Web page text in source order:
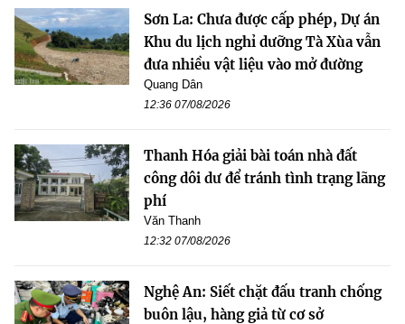
Sơn La: Chưa được cấp phép, Dự án
Khu du lịch nghỉ dưỡng Tà Xùa vẫn
đưa nhiều vật liệu vào mở đường
Quang Dân
12:36 07/08/2026
Thanh Hóa giải bài toán nhà đất
công dôi dư để tránh tình trạng lãng
phí
Văn Thanh
12:32 07/08/2026
Nghệ An: Siết chặt đấu tranh chống
buôn lậu, hàng giả từ cơ sở